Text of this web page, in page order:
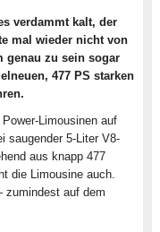
verdammt kalt, der
mal wieder nicht von
genau zu sein sogar
477 PS starken
Limousinen auf
saugender 5-Liter V8-
aus knapp 477
die Limousine auch.
zumindest auf dem